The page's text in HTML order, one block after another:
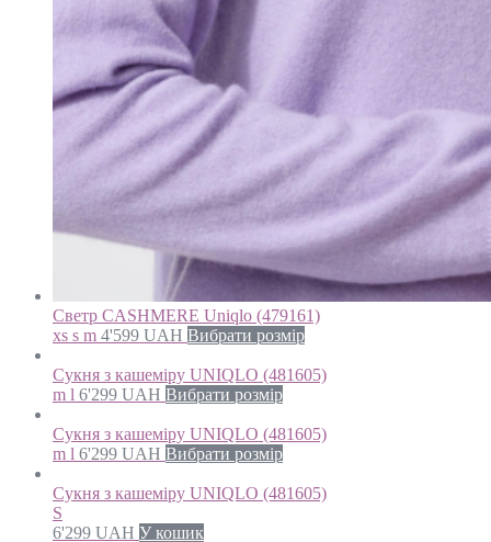
Светр CASHMERE Uniqlo (479161)
xs s m 4'599 UAH Вибрати розмір
Сукня з кашеміру UNIQLO (481605)
m l 6'299 UAH Вибрати розмір
Сукня з кашеміру UNIQLO (481605)
m l 6'299 UAH Вибрати розмір
Сукня з кашеміру UNIQLO (481605)
S
6'299 UAH У кошик